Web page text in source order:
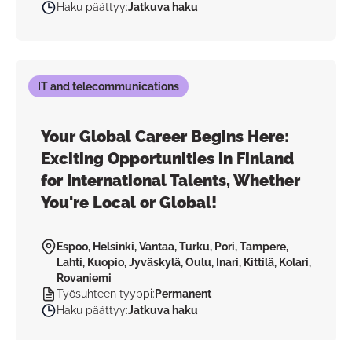
Haku päättyy:Jatkuva haku
IT and telecommunications
Your Global Career Begins Here:
Exciting Opportunities in Finland
for International Talents, Whether
You're Local or Global!
Espoo, Helsinki, Vantaa, Turku, Pori, Tampere,
Lahti, Kuopio, Jyväskylä, Oulu, Inari, Kittilä, Kolari,
Rovaniemi
Työsuhteen tyyppi: Permanent
Haku päättyy:Jatkuva haku